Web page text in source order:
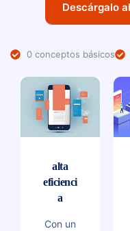
Descárgalo
0 conceptos básicos
alta
eficienci
a
Con un